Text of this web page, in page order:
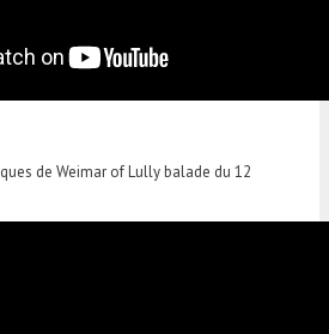
de Weimar of Lully balade du 12